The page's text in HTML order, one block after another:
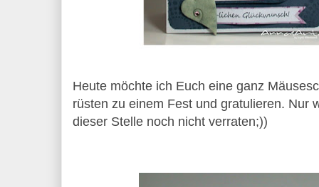
Heute möchte ich Euch eine ganz
rüsten zu einem Fest und gratulieren. Nur
dieser Stelle noch nicht verraten;))